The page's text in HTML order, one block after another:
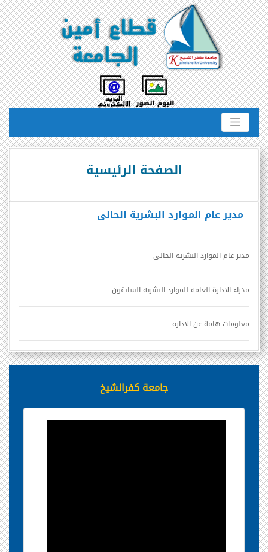
مدير عام الموارد البشرية الحالى
مدير عام الموارد البشرية الحالى
مدراء الادارة العامة للموارد البشرية السابقون
معلومات هامة عن الادارة
الصفحة الرئيسية
جامعة كفرالشيخ